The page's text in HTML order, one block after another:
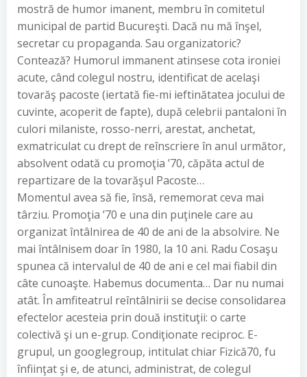
mostră de humor imanent, membru în comitetul
municipal de partid Bucureşti. Dacă nu mă înşel,
secretar cu propaganda. Sau organizatoric?
Contează? Humorul immanent atinsese cota ironiei
acute, când colegul nostru, identificat de acelaşi
tovarăş pacoste (iertată fie-mi ieftinătatea jocului de
cuvinte, acoperit de fapte), după celebrii pantaloni în
culori milaniste, rosso-nerri, arestat, anchetat,
exmatriculat cu drept de reînscriere în anul următor,
absolvent odată cu promoţia ’70, căpăta actul de
repartizare de la tovarăşul Pacoste…
Momentul avea să fie, însă, rememorat ceva mai
târziu. Promoţia ’70 e una din puţinele care au
organizat întâlnirea de 40 de ani de la absolvire. Ne
mai întâlnisem doar în 1980, la 10 ani. Radu Cosaşu
spunea că intervalul de 40 de ani e cel mai fiabil din
câte cunoaşte. Habemus documenta… Dar nu numai
atât. În amfiteatrul reîntâlnirii se decise consolidarea
efectelor acesteia prin două instituţii: o carte
colectivă şi un e-grup. Condiţionate reciproc. E-
grupul, un googlegroup, intitulat chiar Fizică70, fu
înfiinţat şi e, de atunci, administrat, de colegul